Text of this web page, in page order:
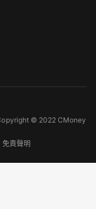
© 2022 CMoney
免責聲明